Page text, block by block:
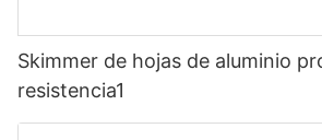
Skimmer de hojas de aluminio
resistencia1